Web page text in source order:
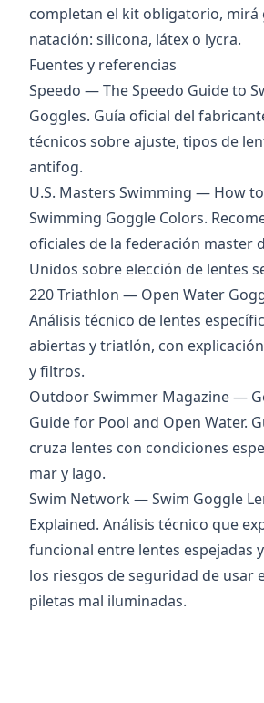
completan el kit obligatorio, mirá
natación: silicona, látex o lycra.
Fuentes y referencias
Speedo — The Speedo Guide to
Goggles. Guía oficial del
técnicos sobre ajuste, tipos de
antifog.
U.S. Masters Swimming — How
Swimming Goggle Colors.
oficiales de la federación master
Unidos sobre elección de lentes
220 Triathlon — Open Water
Análisis técnico de lentes
abiertas y triatlón, con
y filtros.
Outdoor Swimmer Magazine —
Guide for Pool and Open Water.
cruza lentes con condiciones
mar y lago.
Swim Network — Swim Goggle
Explained. Análisis técnico que
funcional entre lentes espejadas
los riesgos de seguridad de usar
piletas mal iluminadas.